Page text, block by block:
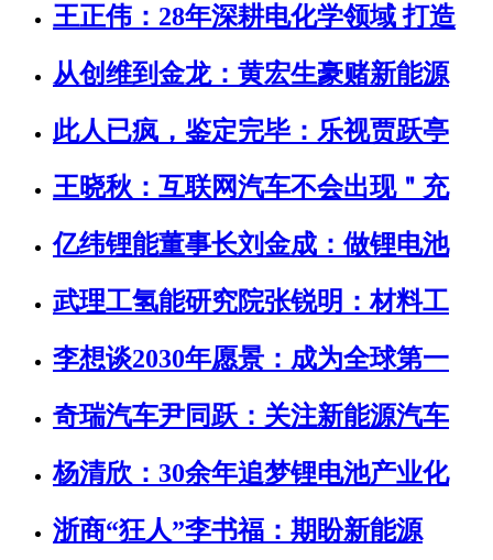
王正伟：28年深耕电化学领域 打造
从创维到金龙：黄宏生豪赌新能源
此人已疯，鉴定完毕：乐视贾跃亭
王晓秋：互联网汽车不会出现＂充
亿纬锂能董事长刘金成：做锂电池
武理工氢能研究院张锐明：材料工
李想谈2030年愿景：成为全球第一
奇瑞汽车尹同跃：关注新能源汽车
杨清欣：30余年追梦锂电池产业化
浙商“狂人”李书福：期盼新能源